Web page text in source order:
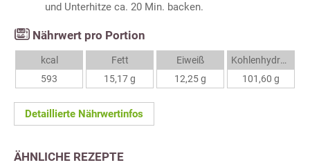
und Unterhitze ca. 20 Min. backen.
Nährwert pro Portion
kcal
593
Fett
15,17 g
Eiweiß
12,25 g
Kohlenhydrate
101,60 g
Detaillierte Nährwertinfos
ÄHNLICHE REZEPTE